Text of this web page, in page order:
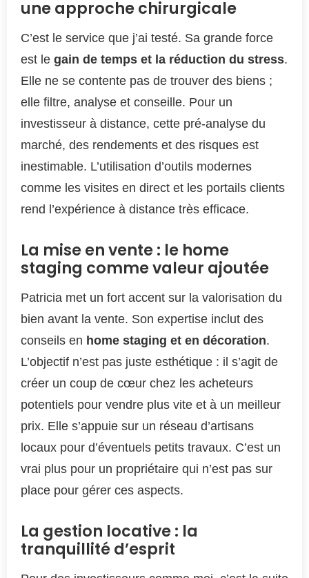
une approche chirurgicale
C’est le service que j’ai testé. Sa grande force
est le gain de temps et la réduction du stress.
Elle ne se contente pas de trouver des biens ;
elle filtre, analyse et conseille. Pour un
investisseur à distance, cette pré-analyse du
marché, des rendements et des risques est
inestimable. L’utilisation d’outils modernes
comme les visites en direct et les portails clients
rend l’expérience à distance très efficace.
La mise en vente : le home
staging comme valeur ajoutée
Patricia met un fort accent sur la valorisation du
bien avant la vente. Son expertise inclut des
conseils en home staging et en décoration.
L’objectif n’est pas juste esthétique : il s’agit de
créer un coup de cœur chez les acheteurs
potentiels pour vendre plus vite et à un meilleur
prix. Elle s’appuie sur un réseau d’artisans
locaux pour d’éventuels petits travaux. C’est un
vrai plus pour un propriétaire qui n’est pas sur
place pour gérer ces aspects.
La gestion locative : la
tranquillité d’esprit